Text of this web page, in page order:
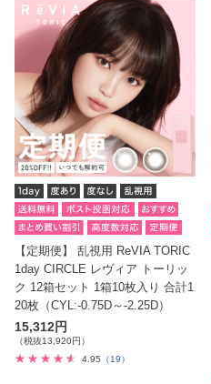
【定期便】 乱視用 ReVIA TORIC
1day CIRCLE レヴィア トーリッ
ク 12箱セット 1箱10枚入り 合計1
20枚（CYL:-0.75D～-2.25D）
15,312円
（税抜13,920円）
4.95 （19）